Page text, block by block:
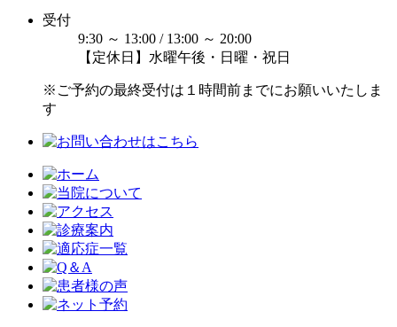
受付
9:30 ～ 13:00 / 13:00 ～ 20:00
【定休日】水曜午後・日曜・祝日
※ご予約の最終受付は１時間前までにお願いいたしま
す